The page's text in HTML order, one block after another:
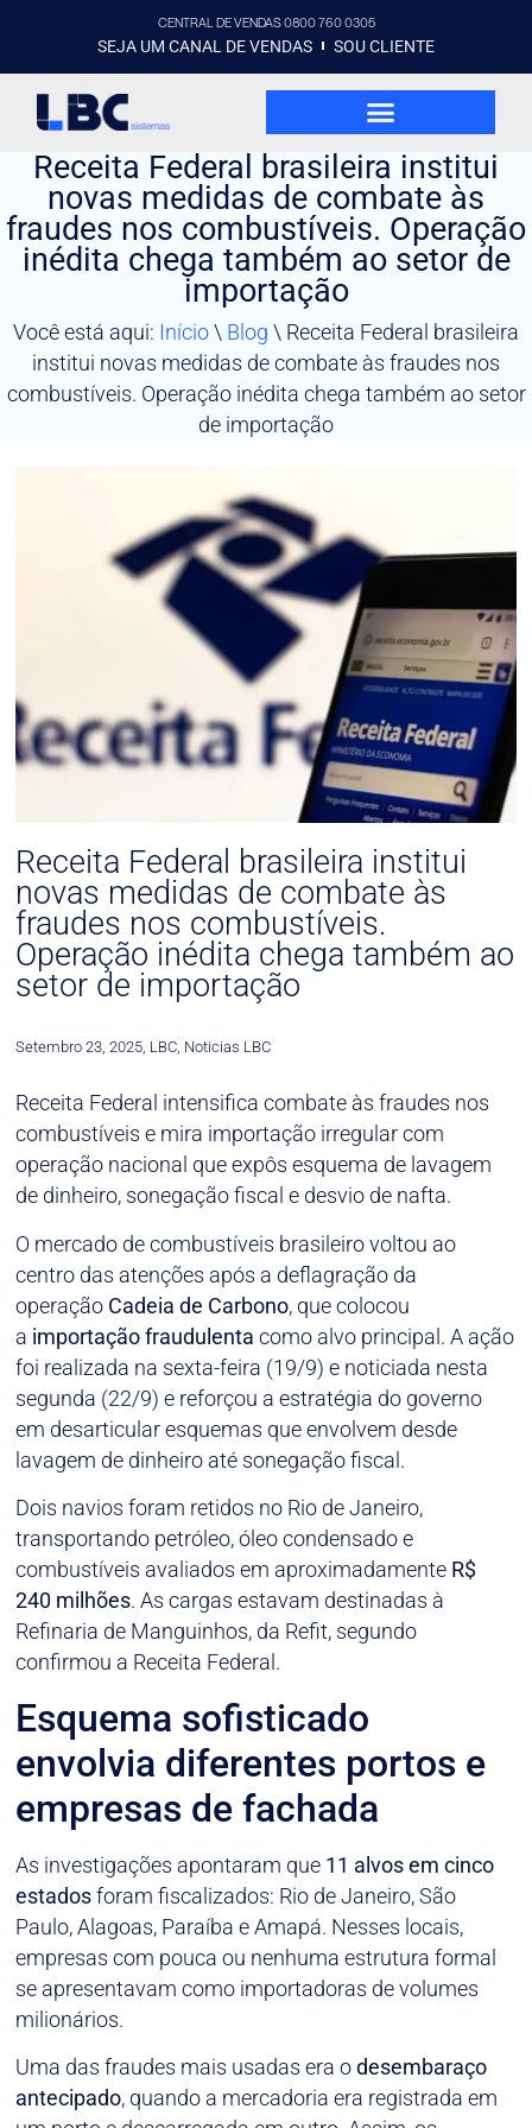
CENTRAL DE VENDAS 0800 760 0305
SEJA UM CANAL DE VENDAS SOU CLIENTE
Receita Federal brasileira institui
novas medidas de combate às
fraudes nos combustíveis. Operação
inédita chega também ao setor de
importação
Você está aqui: Início\ Blog \ Receita Federal brasileira
institui novas medidas de combate às fraudes nos
combustíveis. Operação inédita chega também ao setor
de importação
Receita Federal brasileira institui
novas medidas de combate às
fraudes nos combustíveis.
Operação inédita chega também ao
setor de importação
Setembro 23, 2025, LBC, Noticias LBC
Receita Federal intensifica combate às fraudes nos
combustíveis e mira importação irregular com
operação nacional que expôs esquema de lavagem
de dinheiro, sonegação fiscal e desvio de nafta.
O mercado de combustíveis brasileiro voltou ao
centro das atenções após a deflagração da
operação Cadeia de Carbono, que colocou
a importação fraudulenta como alvo principal. A ação
foi realizada na sexta-feira (19/9) e noticiada nesta
segunda (22/9) e reforçou a estratégia do governo
em desarticular esquemas que envolvem desde
lavagem de dinheiro até sonegação fiscal.
Dois navios foram retidos no Rio de Janeiro,
transportando petróleo, óleo condensado e
combustíveis avaliados em aproximadamente R$
240 milhões. As cargas estavam destinadas à
Refinaria de Manguinhos, da Refit, segundo
confirmou a Receita Federal.
Esquema sofisticado
envolvia diferentes portos e
empresas de fachada
As investigações apontaram que 11 alvos em cinco
estadosforam fiscalizados: Rio de Janeiro, São
Paulo, Alagoas, Paraíba e Amapá. Nesses locais,
empresas com pouca ou nenhuma estrutura formal
se apresentavam como importadoras de volumes
milionários.
Uma das fraudes mais usadas era odesembaraço
antecipado, quando a mercadoria era registrada em